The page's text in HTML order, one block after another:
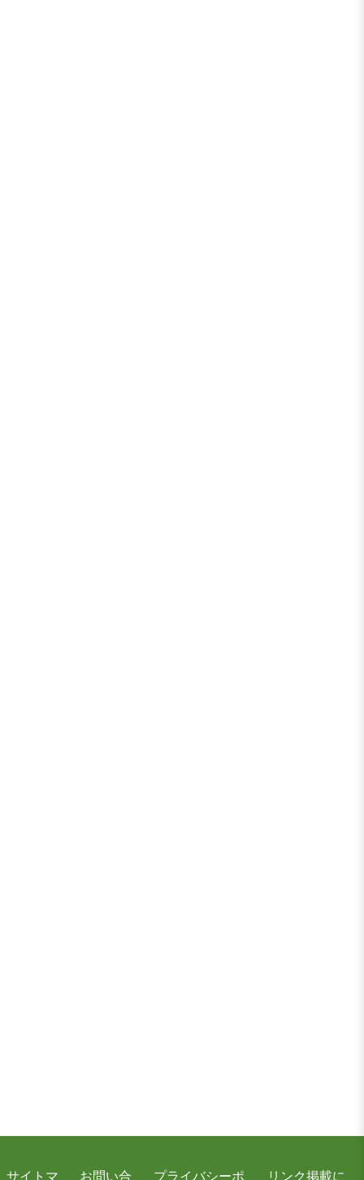
サイトマ お問い合 プライバシーポ リンク掲載に